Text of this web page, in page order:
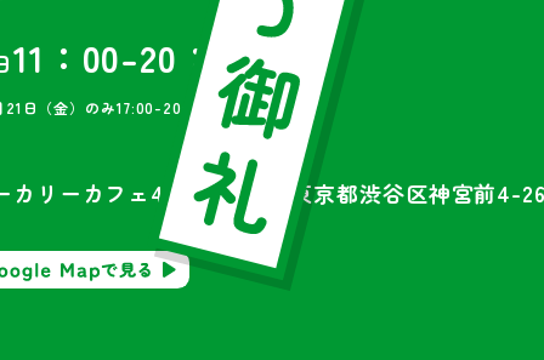
11：00-20：00
日（金）のみ17:00-20:00OPEN
カリーカフェ426 1F＆2F （東京都渋谷区神宮前4-